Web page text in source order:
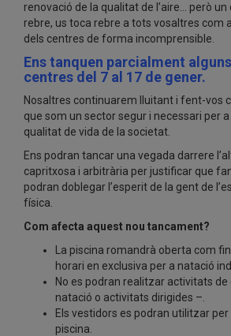
renovació de la qualitat de l’aire… però
rebre, us toca rebre a tots vosaltres com
dels centres de forma incomprensible.
Ens tanquen parcialment
centres del 7 al 17 de gener.
Nosaltres continuarem lluitant i fent-vos
que som un sector segur i necessari per
qualitat de vida de la societat.
Ens podran tancar una vegada darrere
capritxosa i arbitrària per justificar que
podran doblegar l’esperit de la gent de
física.
Com afecta aquest nou tancament?
La piscina romandrà oberta com
horari en exclusiva per a natació
No es podran realitzar activitats
natació o activitats dirigides –.
Els vestidors es podran utilitzar
piscina.